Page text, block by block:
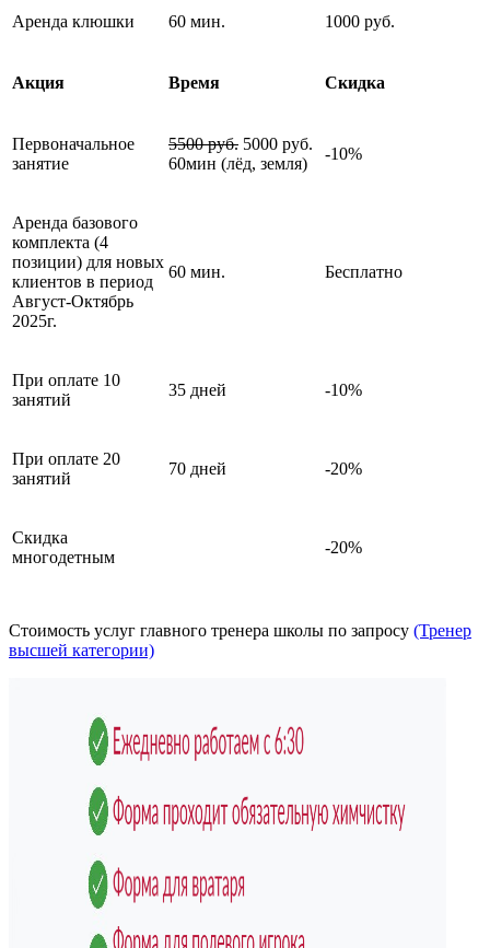
Аренда клюшки 60 мин. 1000 руб.
Акция Время Скидка
Первоначальное
занятие
5500 руб. 5000 руб.
60мин (лёд, земля)
-10%
Аренда базового
комплекта (4
позиции) для новых
клиентов в период
Август-Октябрь
2025г.
60 мин. Бесплатно
При оплате 10
занятий
35 дней -10%
При оплате 20
занятий
70 дней -20%
Скидка
многодетным
-20%
Стоимость услуг главного тренера школы по запросу (Тренер
высшей категории)